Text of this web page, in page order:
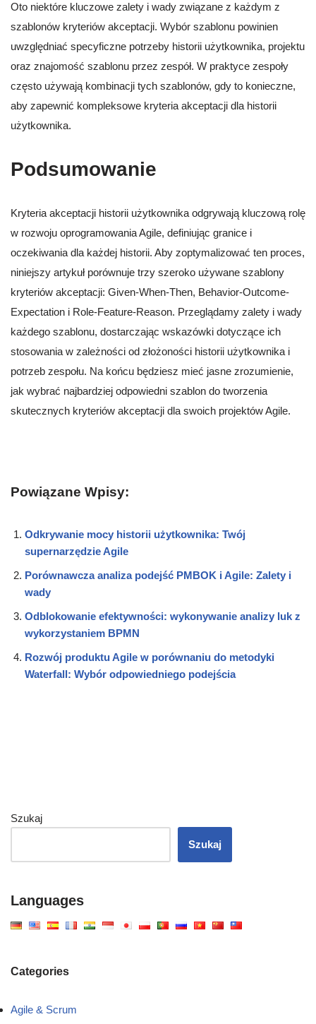
Oto niektóre kluczowe zalety i wady związane z każdym z
szablonów kryteriów akceptacji. Wybór szablonu powinien
uwzględniać specyficzne potrzeby historii użytkownika, projektu
oraz znajomość szablonu przez zespół. W praktyce zespoły
często używają kombinacji tych szablonów, gdy to konieczne,
aby zapewnić kompleksowe kryteria akceptacji dla historii
użytkownika.
Podsumowanie
Kryteria akceptacji historii użytkownika odgrywają kluczową rolę
w rozwoju oprogramowania Agile, definiując granice i
oczekiwania dla każdej historii. Aby zoptymalizować ten proces,
niniejszy artykuł porównuje trzy szeroko używane szablony
kryteriów akceptacji: Given-When-Then, Behavior-Outcome-
Expectation i Role-Feature-Reason. Przeglądamy zalety i wady
każdego szablonu, dostarczając wskazówki dotyczące ich
stosowania w zależności od złożoności historii użytkownika i
potrzeb zespołu. Na końcu będziesz mieć jasne zrozumienie,
jak wybrać najbardziej odpowiedni szablon do tworzenia
skutecznych kryteriów akceptacji dla swoich projektów Agile.
Powiązane Wpisy:
Odkrywanie mocy historii użytkownika: Twój
supernarzędzie Agile
Porównawcza analiza podejść PMBOK i Agile: Zalety i
wady
Odblokowanie efektywności: wykonywanie analizy luk z
wykorzystaniem BPMN
Rozwój produktu Agile w porównaniu do metodyki
Waterfall: Wybór odpowiedniego podejścia
Szukaj
Szukaj
Languages
Categories
Agile & Scrum